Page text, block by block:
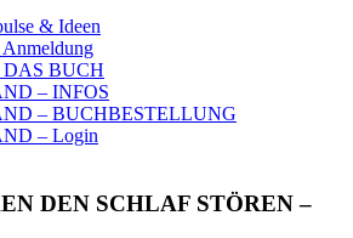
& Ideen
BUCH
– INFOS
– BUCHBESTELLUNG
– Login
DEN SCHLAF STÖREN –